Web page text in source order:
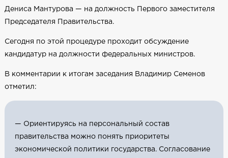
Дениса Мантурова — на должность Первого заместителя
Председателя Правительства.
Сегодня по этой процедуре проходит обсуждение
кандидатур на должности федеральных министров.
В комментарии к итогам заседания Владимир Семенов
отметил:
— Ориентируясь на персональный состав
правительства можно понять приоритеты
экономической политики государства. Согласование